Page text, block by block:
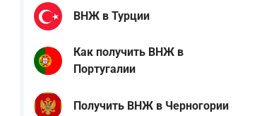
ВНЖ в Турции
Как получить ВНЖ в
Португалии
Получить ВНЖ в Черногории